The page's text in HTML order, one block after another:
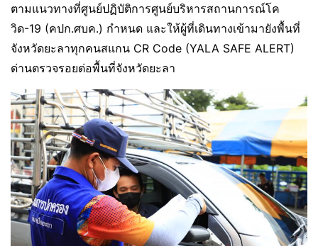
ตามแนวทางที่ศูนย์ปฏิบัติการศูนย์บริหารสถานการณ์โค
วิด-19 (คปก.ศบค.) กำหนด และให้ผู้ที่เดินทางเข้ามายังพื้นที่
จังหวัดยะลาทุกคนสแกน CR Code (YALA SAFE ALERT)
ด่านตรวจรอยต่อพื้นที่จังหวัดยะลา